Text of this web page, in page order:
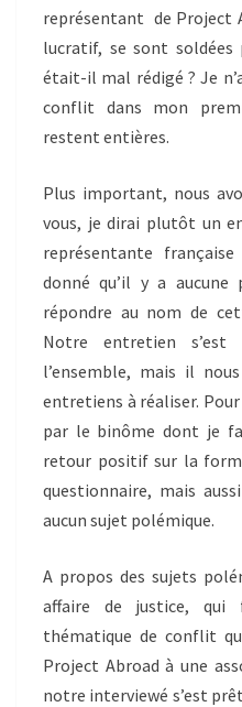
représentant de Project
lucratif, se sont soldées
était-il mal rédigé ? Je
conflit dans mon
restent entières.
Plus important, nous
vous, je dirai plutôt un
représentante
donné qu’il y a aucune
répondre au nom de
Notre entretien
l’ensemble, mais il
entretiens à réaliser.
par le binôme dont je
retour positif sur la
questionnaire, mais
aucun sujet polémique.
A propos des sujets
affaire de justice, qui
thématique de conflit
Project Abroad à une
notre interviewé s’est